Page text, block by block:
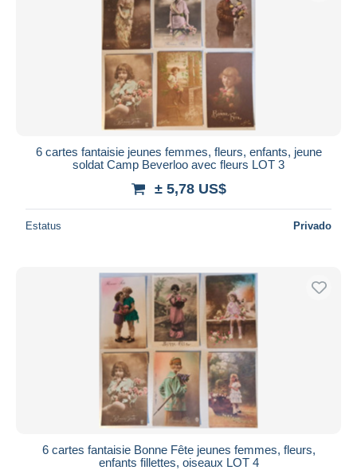
6 cartes fantaisie jeunes femmes, fleurs, enfants, jeune
soldat Camp Beverloo avec fleurs LOT 3
± 5,78 US$
Estatus Privado
6 cartes fantaisie Bonne Fête jeunes femmes, fleurs,
enfants fillettes, oiseaux LOT 4